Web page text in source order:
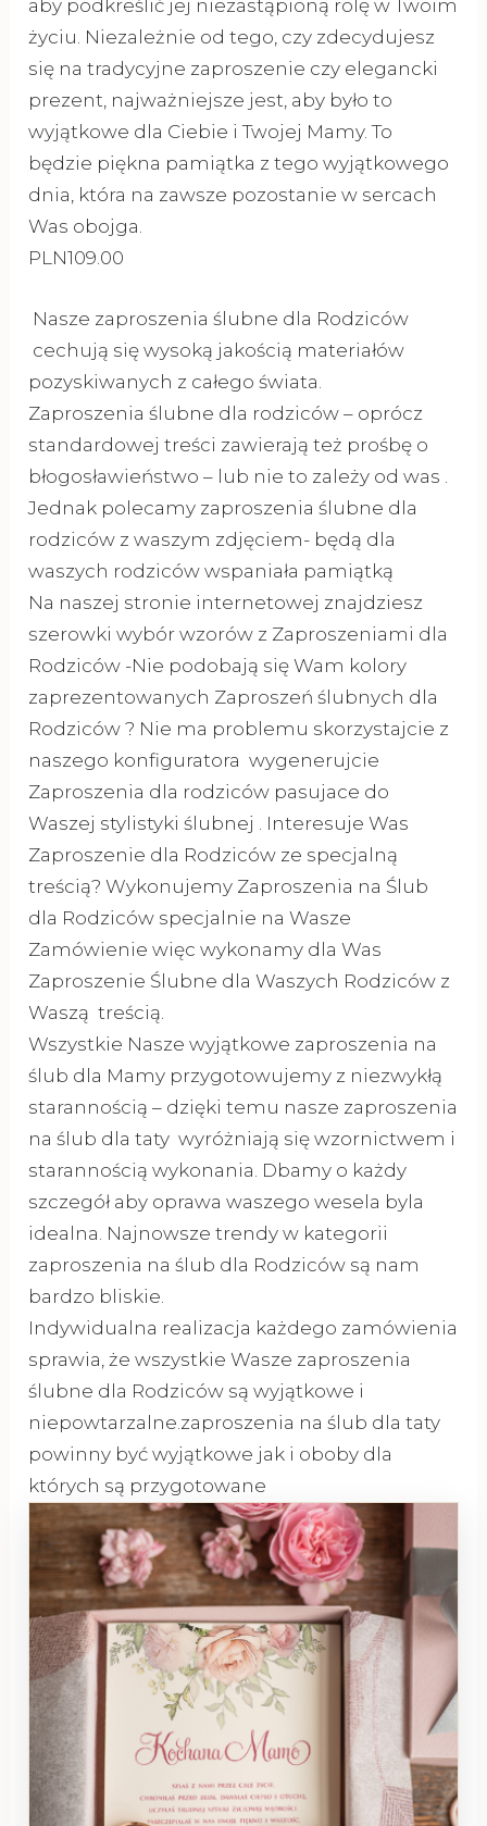
aby podkreślić jej niezastąpioną rolę w Twoim
życiu. Niezależnie od tego, czy zdecydujesz
się na tradycyjne zaproszenie czy elegancki
prezent, najważniejsze jest, aby było to
wyjątkowe dla Ciebie i Twojej Mamy. To
będzie piękna pamiątka z tego wyjątkowego
dnia, która na zawsze pozostanie w sercach
Was obojga.
PLN109.00
Nasze zaproszenia ślubne dla Rodziców
cechują się wysoką jakością materiałów
pozyskiwanych z całego świata.
Zaproszenia ślubne dla rodziców – oprócz
standardowej treści zawierają też prośbę o
błogosławieństwo – lub nie to zależy od was .
Jednak polecamy zaproszenia ślubne dla
rodziców z waszym zdjęciem- będą dla
waszych rodziców wspaniała pamiątką
Na naszej stronie internetowej znajdziesz
szerowki wybór wzorów z Zaproszeniami dla
Rodziców -Nie podobają się Wam kolory
zaprezentowanych Zaproszeń ślubnych dla
Rodziców ? Nie ma problemu skorzystajcie z
naszego konfiguratora wygenerujcie
Zaproszenia dla rodziców pasujace do
Waszej stylistyki ślubnej . Interesuje Was
Zaproszenie dla Rodziców ze specjalną
treścią? Wykonujemy Zaproszenia na Ślub
dla Rodziców specjalnie na Wasze
Zamówienie więc wykonamy dla Was
Zaproszenie Ślubne dla Waszych Rodziców z
Waszą treścią.
Wszystkie Nasze wyjątkowe zaproszenia na
ślub dla Mamy przygotowujemy z niezwykłą
starannością – dzięki temu nasze zaproszenia
na ślub dla taty wyróżniają się wzornictwem i
starannością wykonania. Dbamy o każdy
szczegół aby oprawa waszego wesela byla
idealna. Najnowsze trendy w kategorii
zaproszenia na ślub dla Rodziców są nam
bardzo bliskie.
Indywidualna realizacja każdego zamówienia
sprawia, że wszystkie Wasze zaproszenia
ślubne dla Rodziców są wyjątkowe i
niepowtarzalne.zaproszenia na ślub dla taty
powinny być wyjątkowe jak i oboby dla
których są przygotowane